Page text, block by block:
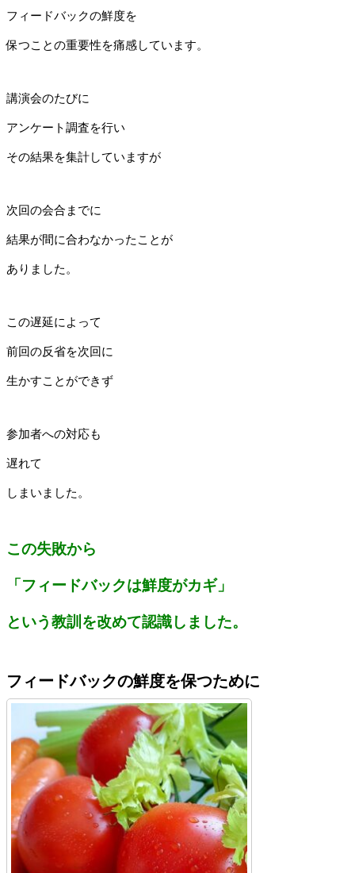
フィードバックの鮮度を
保つことの重要性を痛感しています。
講演会のたびに
アンケート調査を行い
その結果を集計していますが
次回の会合までに
結果が間に合わなかったことが
ありました。
この遅延によって
前回の反省を次回に
生かすことができず
参加者への対応も
遅れて
しまいました。
この失敗から
「フィードバックは鮮度がカギ」
という教訓を改めて認識しました。
フィードバックの鮮度を保つために